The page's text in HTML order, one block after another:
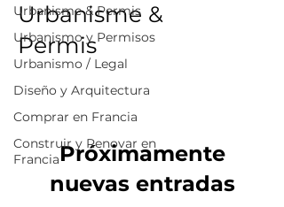
Urbanisme & Permis
Urbanismo y Permisos
Urbanismo / Legal
Diseño y Arquitectura
Comprar en Francia
Construir y Renovar en
Francia
Urbanisme &
Permis
Próximamente
nuevas entradas